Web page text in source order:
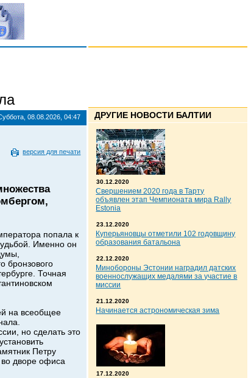
08.08.2026, 04:47
версия для печати
попала к
Именно он
бронзового
Точная
на всеобщее
но сделать это
Петру
во дворе офиса
ДРУГИЕ НОВОСТИ БАЛТИИ
30.12.2020
Свершением 2020 года в Тарту
объявлен этап Чемпионата мира Rally
Estonia
23.12.2020
Куперьяновцы отметили 102 годовщину
образования батальона
22.12.2020
Минобороны Эстонии наградил датских
военнослужащих медалями за участие в
миссии
21.12.2020
Начинается астрономическая зима
17.12.2020